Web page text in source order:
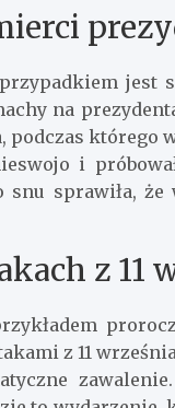
jest
na
podczas którego
i
snu sprawiła,
z
z 11